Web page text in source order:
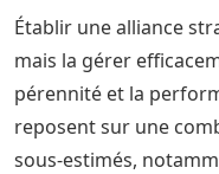
Établir une alliance
mais la gérer
pérennité et la
reposent sur une
sous-estimés,